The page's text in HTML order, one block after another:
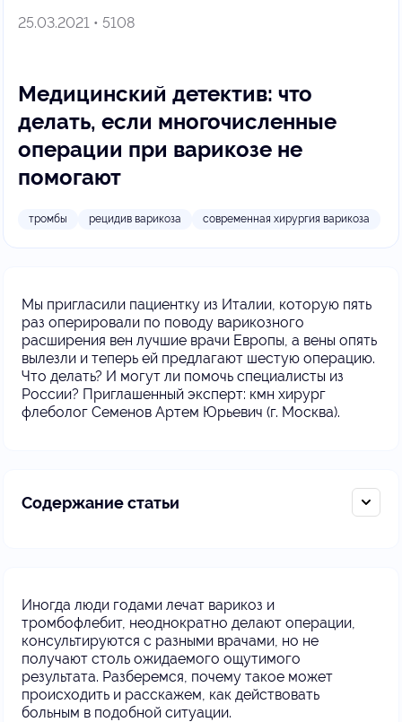
25.03.2021 • 5108
Медицинский детектив: что
делать, если многочисленные
операции при варикозе не
помогают
тромбы рецидив варикоза современная хирургия варикоза
Мы пригласили пациентку из Италии, которую пять
раз оперировали по поводу варикозного
расширения вен лучшие врачи Европы, а вены опять
вылезли и теперь ей предлагают шестую операцию.
Что делать? И могут ли помочь специалисты из
России? Приглашенный эксперт: кмн хирург
флеболог Семенов Артем Юрьевич (г. Москва).
Содержание статьи
Иногда люди годами лечат варикоз и
тромбофлебит, неоднократно делают операции,
консультируются с разными врачами, но не
получают столь ожидаемого ощутимого
результата. Разберемся, почему такое может
происходить и расскажем, как действовать
больным в подобной ситуации.